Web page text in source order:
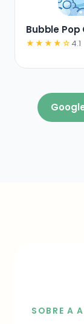
Bubble Pop
★★★★☆ 4.1
SOBRE A